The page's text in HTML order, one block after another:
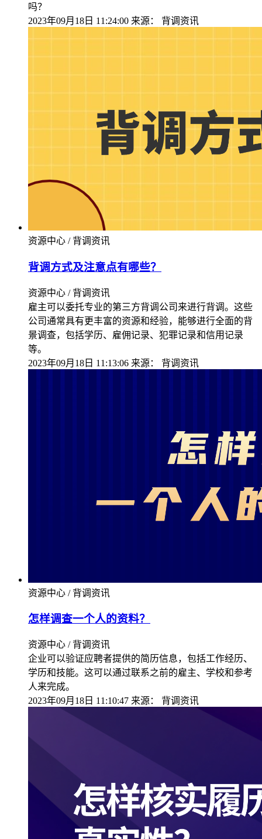
吗？
2023年09月18日 11:24:00 来源： 背调资讯
资源中心 / 背调资讯
背调方式及注意点有哪些？
资源中心 / 背调资讯
雇主可以委托专业的第三方背调公司来进行背调。这些
公司通常具有更丰富的资源和经验，能够进行全面的背
景调查，包括学历、雇佣记录、犯罪记录和信用记录
等。
2023年09月18日 11:13:06 来源： 背调资讯
资源中心 / 背调资讯
怎样调查一个人的资料？
资源中心 / 背调资讯
企业可以验证应聘者提供的简历信息，包括工作经历、
学历和技能。这可以通过联系之前的雇主、学校和参考
人来完成。
2023年09月18日 11:10:47 来源： 背调资讯